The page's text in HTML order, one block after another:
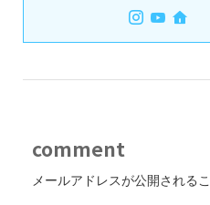
comment
メールアドレスが公開される